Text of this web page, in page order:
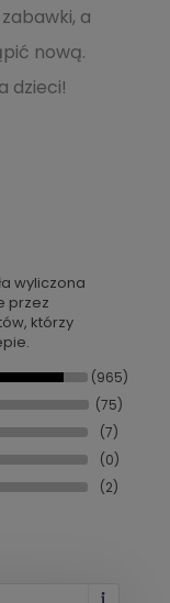
a
nową.
dzieci!
wyliczona
przez
którzy
(965)
(75)
(7)
(0)
(2)